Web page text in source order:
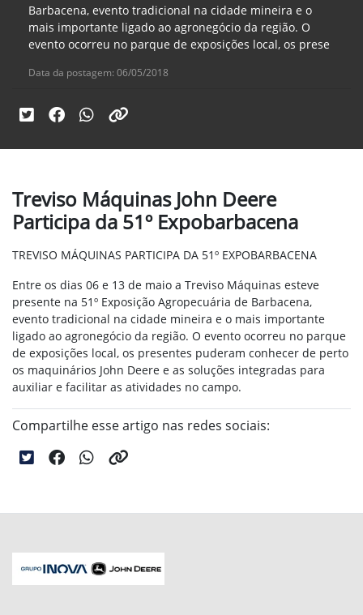
Barbacena, evento tradicional na cidade mineira e o
mais importante ligado ao agronegócio da região. O
evento ocorreu no parque de exposições local, os prese
Data da postagem: 06/05/2018
Treviso Máquinas John Deere
Participa da 51º Expobarbacena
TREVISO MÁQUINAS PARTICIPA DA 51º EXPOBARBACENA
Entre os dias 06 e 13 de maio a Treviso Máquinas esteve
presente na 51º Exposição Agropecuária de Barbacena,
evento tradicional na cidade mineira e o mais importante
ligado ao agronegócio da região. O evento ocorreu no parque
de exposições local, os presentes puderam conhecer de perto
os maquinários John Deere e as soluções integradas para
auxiliar e facilitar as atividades no campo.
Compartilhe esse artigo nas redes sociais: